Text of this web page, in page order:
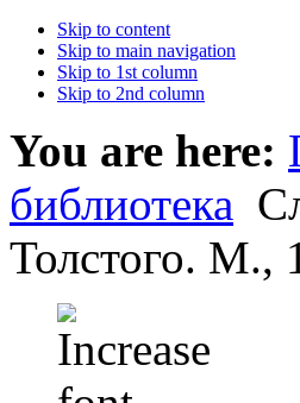
Skip to content
Skip to main navigation
Skip to 1st column
Skip to 2nd column
You are here:
библиотека
Толстого. М.,